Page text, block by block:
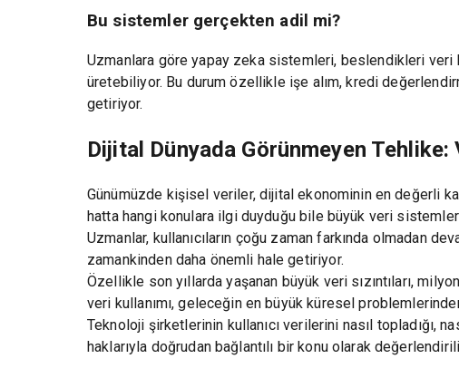
Bu sistemler gerçekten adil mi?
Uzmanlara göre yapay zeka sistemleri, beslendikleri veri
üretebiliyor. Bu durum özellikle işe alım, kredi
getiriyor.
Dijital Dünyada Görünmeyen Tehlike:
Günümüzde kişisel veriler, dijital ekonominin en değerli
hatta hangi konulara ilgi duyduğu bile büyük veri
Uzmanlar, kullanıcıların çoğu zaman farkında olmadan
zamankinden daha önemli hale getiriyor.
Özellikle son yıllarda yaşanan büyük veri sızıntıları,
veri kullanımı, geleceğin en büyük küresel
Teknoloji şirketlerinin kullanıcı verilerini nasıl topladığı,
haklarıyla doğrudan bağlantılı bir konu olarak